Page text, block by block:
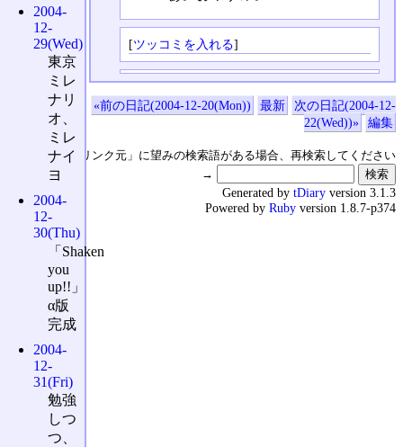
[ツッコミを入れる]
«前の日記(2004-12-20(Mon)) 最新
次の日記(2004-12-
22(Wed))»
編集
↑の「本日のリンク元」に望みの検索語がある場合、再検索してください
→
2004-
12-
29(Wed)
東京
ミレ
ナリ
オ、
ミレ
ナイ
ヨ
2004-
12-
30(Thu)
「Shaken
you
up!!」
α版
完成
2004-
12-
31(Fri)
勉強
しつ
つ、
Generated by tDiary version 3.1.3
Powered by Ruby version 1.8.7-p374